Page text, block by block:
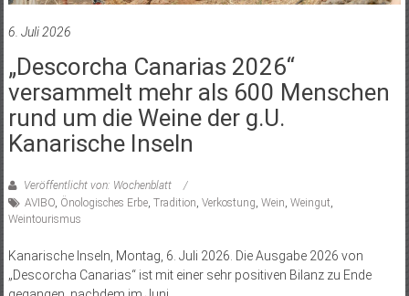
6. Juli 2026
„Descorcha Canarias 2026“
versammelt mehr als 600 Menschen
rund um die Weine der g.U.
Kanarische Inseln
Veröffentlicht von: Wochenblatt
AVIBO, Önologisches Erbe, Tradition Verkostung Wein Weingut
Weintourismus
Kanarische Inseln, Montag, 6. Juli 2026. Die Ausgabe 2026 von
„Descorcha Canarias“ ist mit einer sehr positiven Bilanz zu Ende